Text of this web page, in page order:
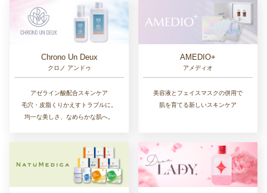
Chrono Un Deux
クロノ アンドゥ
アゼライン酸配合スキンケア
毛穴・皮脂くりかえすトラブルに。
均一な美しさ、なめらかな肌へ。
AMEDIO+
アメディオ
美容液とフェイスマスクの併用で
肌を育てる新しいスキンケア